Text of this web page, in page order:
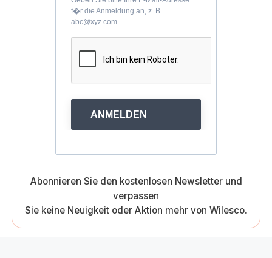
f�r die Anmeldung an, z. B.
abc@xyz.com.
ANMELDEN
Abonnieren Sie den kostenlosen Newsletter und
verpassen
Sie keine Neuigkeit oder Aktion mehr von Wilesco.